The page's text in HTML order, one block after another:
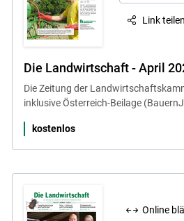
Link teilen
Die Landwirtschaft - April
Die Zeitung der
inklusive Österreich-Beilage
kostenlos
Online